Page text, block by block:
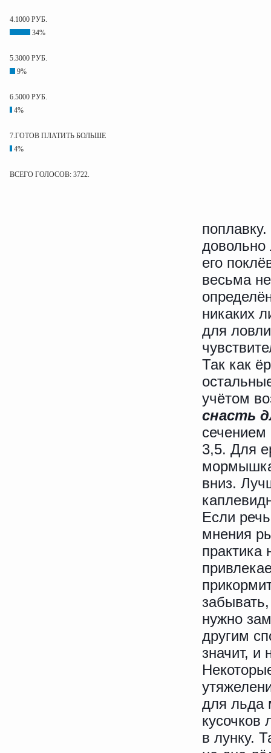
4.1000 РУБ.
34%
5.3000 РУБ.
9%
6.5000 РУБ.
4%
7.ГОТОВ ПЛАТИТЬ БОЛЬШЕ
4%
ВСЕГО ГОЛОСОВ: 3722.
довольно
его
весьма
никаких
для
Так как
учётом
снасть
3,5. Для
вниз.
Если
мнения
практика
нужно
другим
значит, и
для льда
кусочков
в лунку.